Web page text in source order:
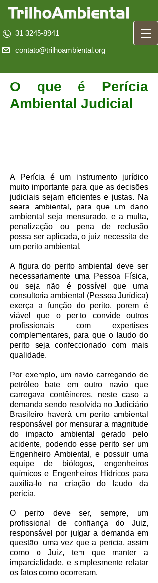
31 3245-8941
contato@trilhoambiental.org
O que é Perícia
Ambiental Judicial
A Perícia é um instrumento jurídico
muito importante para que as decisões
judiciais sejam eficientes e justas. Na
seara ambiental, para que um dano
ambiental seja mensurado, e a multa,
penalização ou pena de reclusão
possa ser aplicada, o juiz necessita de
um perito ambiental.
A figura do perito ambiental deve ser
necessariamente uma Pessoa Física,
ou seja não é possível que uma
consultoria ambiental (Pessoa Jurídica)
exerça a função do perito, porem é
viável que o perito convide outros
profissionais com expertises
complementares, para que o laudo do
perito seja confeccionado com mais
qualidade.
Por exemplo, um navio carregando de
petróleo bate em outro navio que
carregava contêineres, neste caso a
demanda sendo resolvida no Judiciário
Brasileiro haverá um perito ambiental
responsável por mensurar a magnitude
do impacto ambiental gerado pelo
acidente, podendo esse perito ser um
Engenheiro Ambiental, e possuir uma
equipe de biólogos, engenheiros
químicos e Engenheiros Hídricos para
auxilia-lo na criação do laudo da
pericia.
O perito deve ser, sempre, um
profissional de confiança do Juiz,
responsável por julgar a demanda em
questão, uma vez que a pericia, assim
como o Juiz, tem que manter a
imparcialidade, e simplesmente relatar
os fatos como ocorreram.